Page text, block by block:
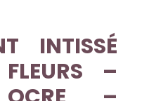
INTISSÉ
–